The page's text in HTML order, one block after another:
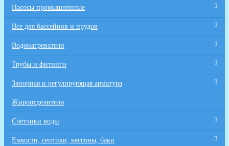
Насосы промышленные
Все для бaссейнов и прудов
Водонагреватели
Трубы и фитинги
Запорная и регулирующая арматура
Жироотделители
Счётчики воды
Емкости, септики, кессоны, баки